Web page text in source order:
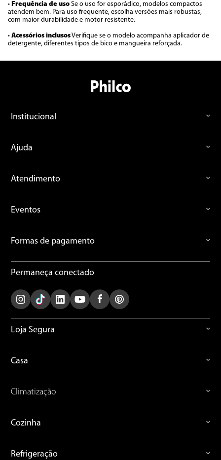
• Frequência de uso Se o uso for esporádico, modelos compactos
atendem bem. Para uso frequente, escolha versões mais robustas,
com maior durabilidade e motor resistente.
• Acessórios inclusosVerifique se o modelo acompanha aplicador de
detergente, diferentes tipos de bico e mangueira reforçada.
Institucional
Ajuda
Atendimento
Eventos
Formas de pagamento
Permaneça conectado
Loja Segura
Casa
Climatização
Cozinha
Refrigeração